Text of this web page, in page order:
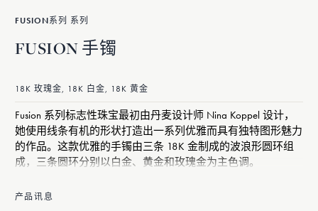
FUSION系列 系列
FUSION 手镯
18K 玫瑰金, 18K 白金, 18K 黄金
Fusion 系列标志性珠宝最初由丹麦设计师 Nina Koppel 设计，
她使用线条有机的形状打造出一系列优雅而具有独特图形魅力
的作品。这款优雅的手镯由三条 18K 金制成的波浪形圆环组
成，三条圆环分别以白金、黄金和玫瑰金为主色调。
产品讯息